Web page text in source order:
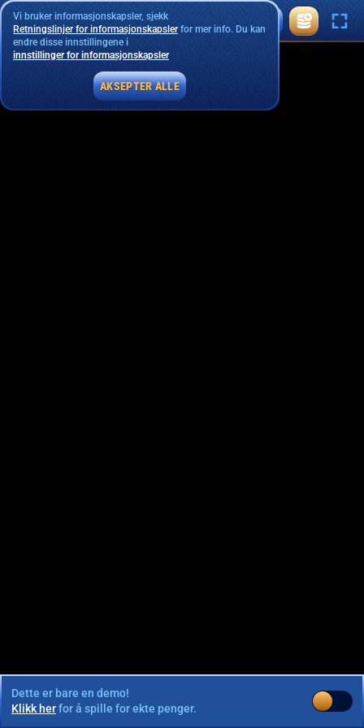
Dette er bare en demo!
Klikk herfor å spille for ekte penger.
Vi bruker informasjonskapsler, sjekk
Retningslinjer for informasjonskapslerfor mer info. Du kan
endre disse innstillingene i
innstillinger for informasjonskapsler
AKSEPTER ALLE